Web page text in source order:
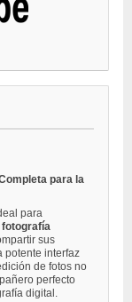
para la
para
sus
potente interfaz
de fotos no
perfecto
digital.